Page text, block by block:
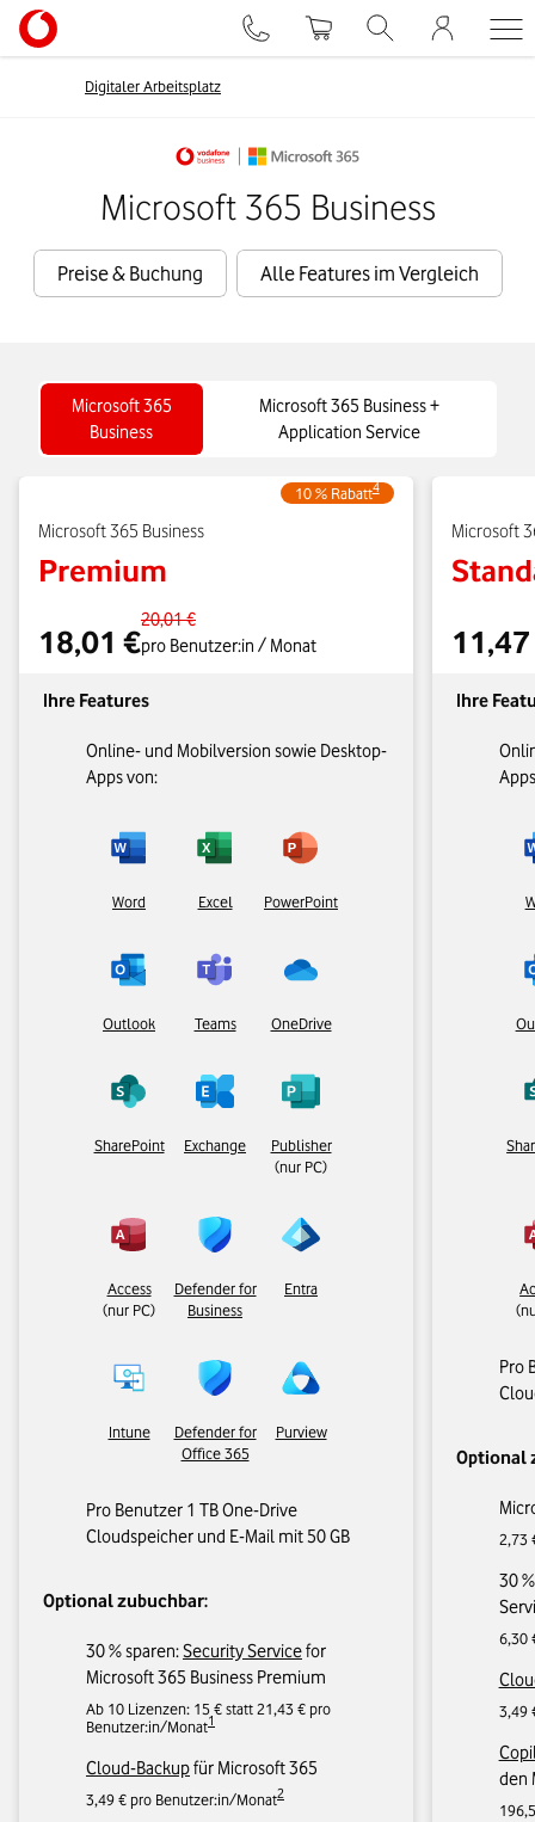
Digitaler Arbeitsplatz
Microsoft 365 Business
Preise & Buchung Alle Features im Vergleich
Microsoft 365
Business
Microsoft 365 Business +
Application Service​
10 % Rabatt4
Microsoft 365 Business
Premium
18,01 €
20,01 €
pro Benutzer:in / Monat
Ihre Features
Online- und Mobilversion sowie Desktop-
Apps von:​
Word Excel PowerPoint
Outlook Teams OneDrive
SharePoint Exchange
Publisher
(nur PC)
Access
(nur PC)
Defender for
Business
Entra
Intune
Defender for
Office 365
Purview
Pro Benutzer 1 TB One-Drive
Cloudspeicher und E-Mail mit 50 GB
Optional zubuchbar:
30 % sparen:Security Servicefor
Microsoft 365 Business Premium
Ab 10 Lizenzen: 15 € statt 21,43 € pro
Benutzer:in/Monat1
Cloud-Backupfür Microsoft 365
3,49 € pro Benutzer:in/Monat2
Microsoft
Ihre
Pro
Optional
2,73
30
6,30
3,49
den